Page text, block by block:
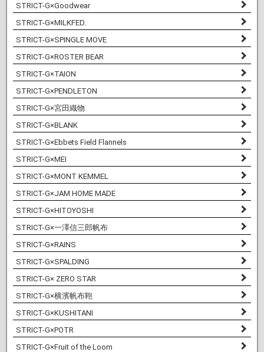
STRICT-G×Goodwear
STRICT-G×MILKFED.
STRICT-G×SPINGLE MOVE
STRICT-G×ROSTER BEAR
STRICT-G×TAION
STRICT-G×PENDLETON
STRICT-G×宮田織物
STRICT-G×BLANK
STRICT-G×Ebbets Field Flannels
STRICT-G×MEI
STRICT-G×MONT KEMMEL
STRICT-G×JAM HOME MADE
STRICT-G×HITOYOSHI
STRICT-G×一澤信三郎帆布
STRICT-G×RAINS
STRICT-G×SPALDING
STRICT-G× ZERO STAR
STRICT-G×横濱帆布鞄
STRICT-G×KUSHITANI
STRICT-G×POTR
STRICT-G×Fruit of the Loom